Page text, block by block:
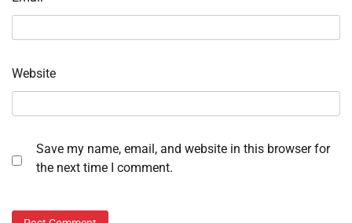
Website
Save my name, email, and website in this browser for
the next time I comment.